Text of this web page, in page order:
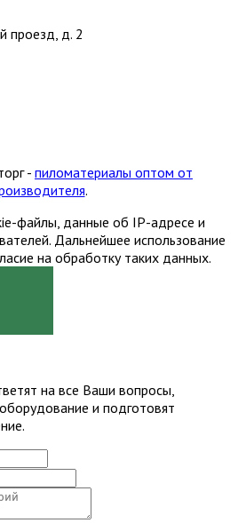
проезд, д. 2
- пиломатериалы оптом от
.
файлы, данные об IP-адресе и
Дальнейшее использование
на обработку таких данных.
на все Ваши вопросы,
и подготовят